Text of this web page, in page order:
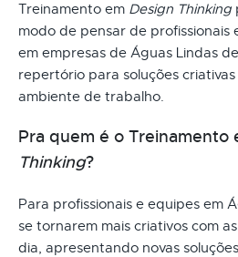
Treinamento em Design Thinking
modo de pensar de profissionais
em empresas de Águas Lindas
repertório para soluções
ambiente de trabalho.
Pra quem é o Treinamento
Thinking?
Para profissionais e equipes em
se tornarem mais criativos com
dia, apresentando novas